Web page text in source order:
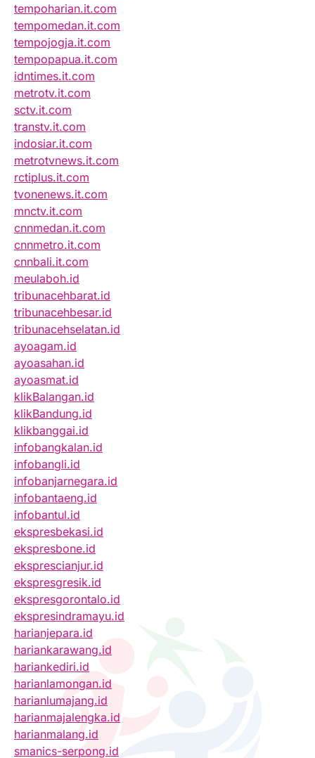
tempoharian.it.com
tempomedan.it.com
tempojogja.it.com
tempopapua.it.com
idntimes.it.com
metrotv.it.com
sctv.it.com
transtv.it.com
indosiar.it.com
metrotvnews.it.com
rctiplus.it.com
tvonenews.it.com
mnctv.it.com
cnnmedan.it.com
cnnmetro.it.com
cnnbali.it.com
meulaboh.id
tribunacehbarat.id
tribunacehbesar.id
tribunacehselatan.id
ayoagam.id
ayoasahan.id
ayoasmat.id
klikBalangan.id
klikBandung.id
klikbanggai.id
infobangkalan.id
infobangli.id
infobanjarnegara.id
infobantaeng.id
infobantul.id
ekspresbekasi.id
ekspresbone.id
eksprescianjur.id
ekspresgresik.id
ekspresgorontalo.id
ekspresindramayu.id
harianjepara.id
hariankarawang.id
hariankediri.id
harianlamongan.id
harianlumajang.id
harianmajalengka.id
harianmalang.id
smanics-serpong.id